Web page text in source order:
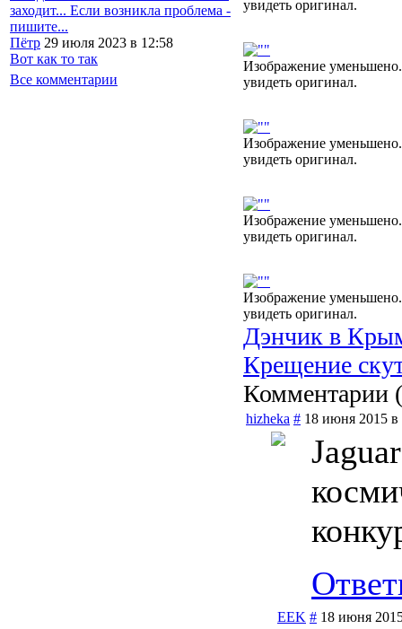
заходит... Если возникла проблема -
пишите...
Пётр 29 июля 2023 в 12:58
Вот как то так
Все комментарии
увидеть оригинал.
Изображение
увидеть оригинал.
Изображение
увидеть оригинал.
Изображение
увидеть оригинал.
Изображение
увидеть оригинал.
Дэнчик в
Крещение
Комментарии (
hizheka # 18 июня 2015 в
EEK # 18 июня